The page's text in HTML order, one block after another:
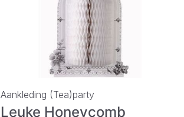
Aankleding (Tea)party
Leuke Honeycomb